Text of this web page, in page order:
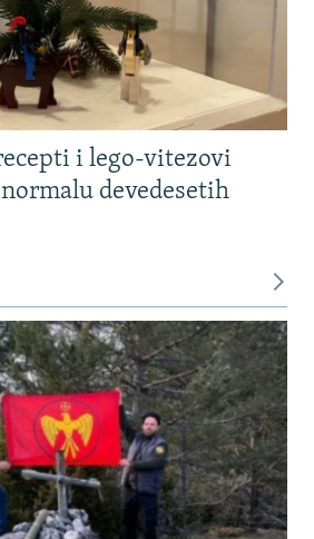
i lego-vitezovi
devedesetih